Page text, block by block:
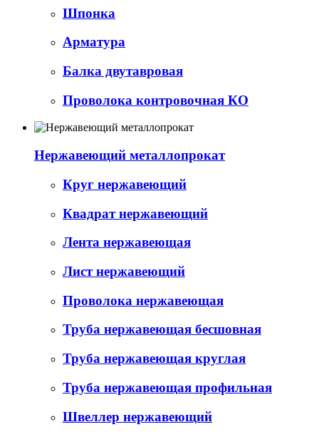
Шпонка
Арматура
Балка двутавровая
Проволока контровочная КО
Нержавеющий металлопрокат
Круг нержавеющий
Квадрат нержавеющий
Лента нержавеющая
Лист нержавеющий
Проволока нержавеющая
Труба нержавеющая бесшовная
Труба нержавеющая круглая
Труба нержавеющая профильная
Швеллер нержавеющий